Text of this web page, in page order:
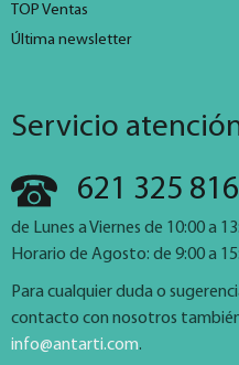
TOP Ventas
Última newsletter
Servicio
621 325 816
de Lunes a Viernes de 10:00 a
Horario de Agosto: de 9:00 a
Para cualquier duda o
contacto con nosotros también
info@antarti.com.